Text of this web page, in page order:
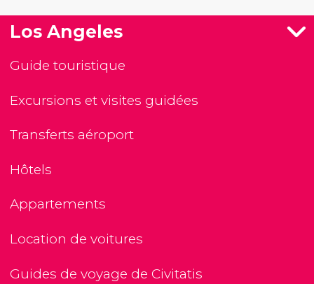
Los Angeles
Guide touristique
Excursions et visites guidées
Transferts aéroport
Hôtels
Appartements
Location de voitures
Guides de voyage de Civitatis